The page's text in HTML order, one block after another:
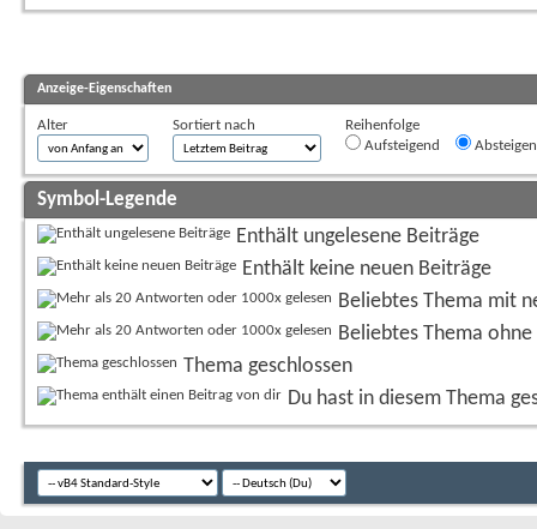
Anzeige-Eigenschaften
Alter Sortiert nach
Reihenfolge
Aufsteigend
Symbol-Legende
Enthält ungelesene Beiträge
Enthält keine neuen Beiträge
Beliebtes Thema mit
Beliebtes Thema
Thema geschlossen
Du hast in diesem Thema